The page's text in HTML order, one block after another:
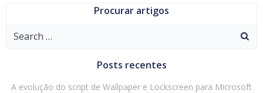
Procurar artigos
Search
Posts recentes
A evolução do script de Wallpaper e Lockscreen para Microsoft